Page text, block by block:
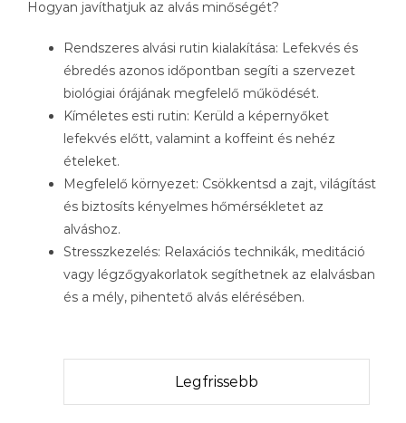
Hogyan javíthatjuk az alvás minőségét?
Rendszeres alvási rutin kialakítása: Lefekvés és
ébredés azonos időpontban segíti a szervezet
biológiai órájának megfelelő működését.
Kíméletes esti rutin: Kerüld a képernyőket
lefekvés előtt, valamint a koffeint és nehéz
ételeket.
Megfelelő környezet: Csökkentsd a zajt, világítást
és biztosíts kényelmes hőmérsékletet az
alváshoz.
Stresszkezelés: Relaxációs technikák, meditáció
vagy légzőgyakorlatok segíthetnek az elalvásban
és a mély, pihentető alvás elérésében.
Legfrissebb